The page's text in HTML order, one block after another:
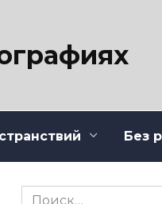
Без
Search